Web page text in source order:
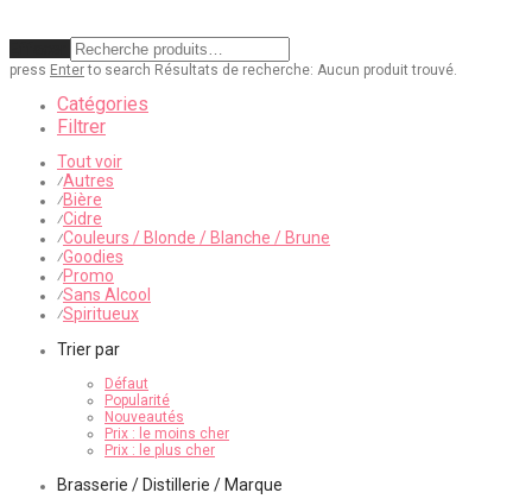
press Enterto search Résultats de recherche: Aucun produit trouvé.
Catégories
Filtrer
Tout voir
⁄Autres
⁄Bière
⁄Cidre
⁄Couleurs / Blonde / Blanche / Brune
⁄Goodies
⁄Promo
⁄Sans Alcool
⁄Spiritueux
Trier par
Défaut
Popularité
Nouveautés
Prix : le moins cher
Prix : le plus cher
Brasserie / Distillerie / Marque